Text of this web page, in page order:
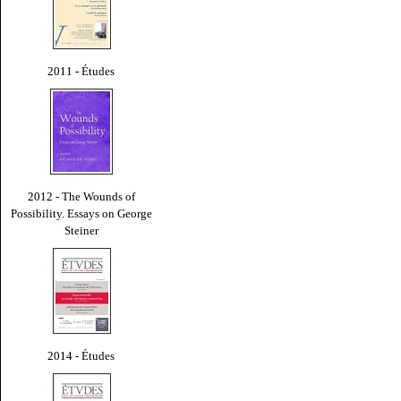
2011 - Études
2012 - The Wounds of
Possibility. Essays on George
Steiner
2014 - Études